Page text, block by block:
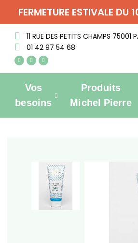
FERMETURE ESTIVALE
11 RUE DES PETITS CHAMPS 75001
01 42 97 54 68
Vos
besoins
Produits
Michel Pierre